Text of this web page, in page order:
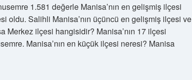
1.581 değerle Manisa’nın en gelişmiş ilçesi
oldu. Salihli Manisa’nın üçüncü en gelişmiş ilçesi ve
Merkez ilçesi hangisidir? Manisa’nın 17 ilçesi
Manisa’nın en küçük ilçesi neresi? Manisa